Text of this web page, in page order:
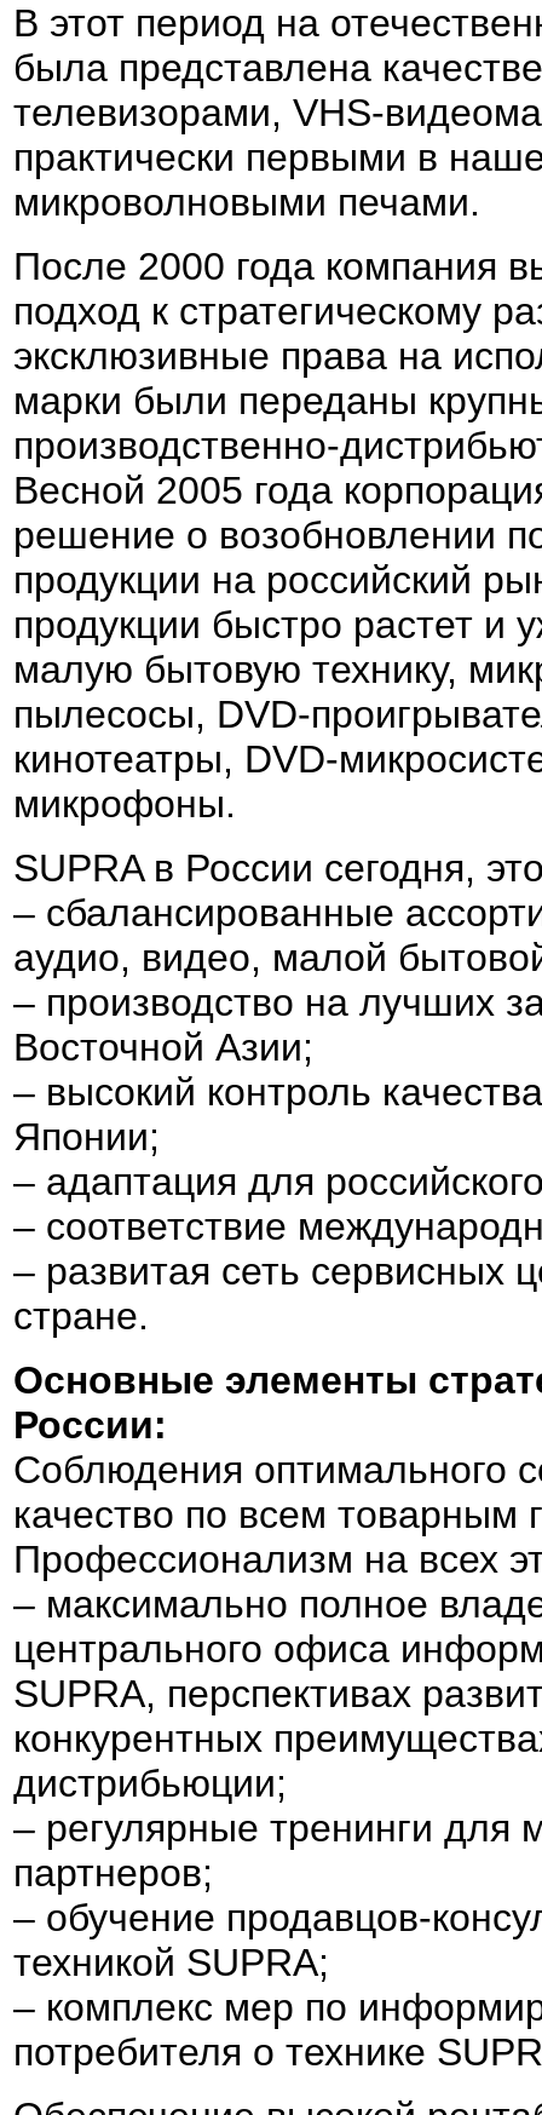
В этот период на
была представлена
телевизорами, VHS-
практически первыми в
микроволновыми печами.
После 2000 года компания
подход к стратегическому
эксклюзивные права на
марки были переданы
производственно-
Весной 2005 года
решение о возобновлении
продукции на российский
продукции быстро растет и
малую бытовую технику,
пылесосы, DVD-
кинотеатры, DVD-
микрофоны.
SUPRA в России сегодня,
– сбалансированные
аудио, видео, малой
– производство на лучших
Восточной Азии;
– высокий контроль
Японии;
– адаптация для
– соответствие
– развитая сеть сервисных
стране.
Основные элементы
России:
Соблюдения оптимального
качество по всем товарным
Профессионализм на всех
– максимально полное
центрального офиса
SUPRA, перспективах
конкурентных
дистрибьюции;
– регулярные тренинги
партнеров;
– обучение продавцов-
техникой SUPRA;
– комплекс мер по
потребителя о технике